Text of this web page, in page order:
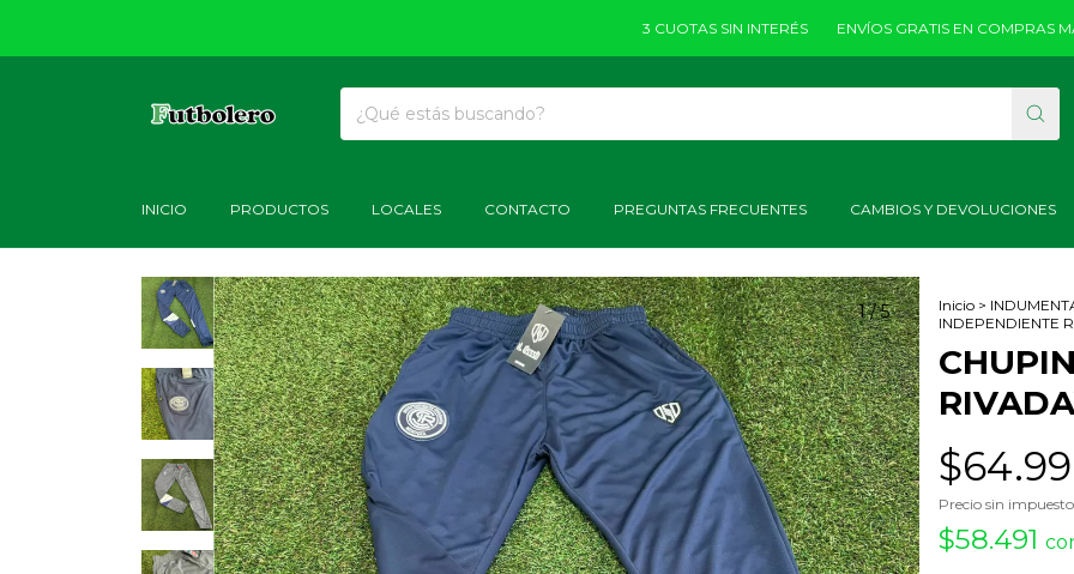
3 CUOTAS SIN INTERÉS ENVÍOS GRATIS EN COMPRAS
INICIO PRODUCTOS LOCALES CONTACTO PREGUNTAS FRECUENTES CAMBIOS Y DEVOLUCIONES
1/5 Inicio >
INDEPENDIENTE
Precio sin
$58.491